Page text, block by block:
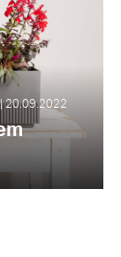
| 20.09.2022